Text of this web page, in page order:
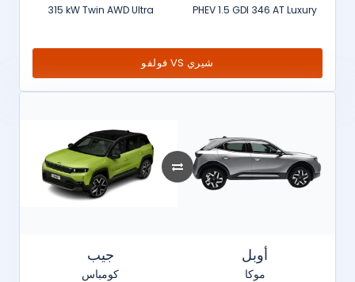
315 kW Twin AWD Ultra PHEV 1.5 GDI 346 AT Luxury
فولفو VS شيري
جيب
كومباس
أوبل
موكا